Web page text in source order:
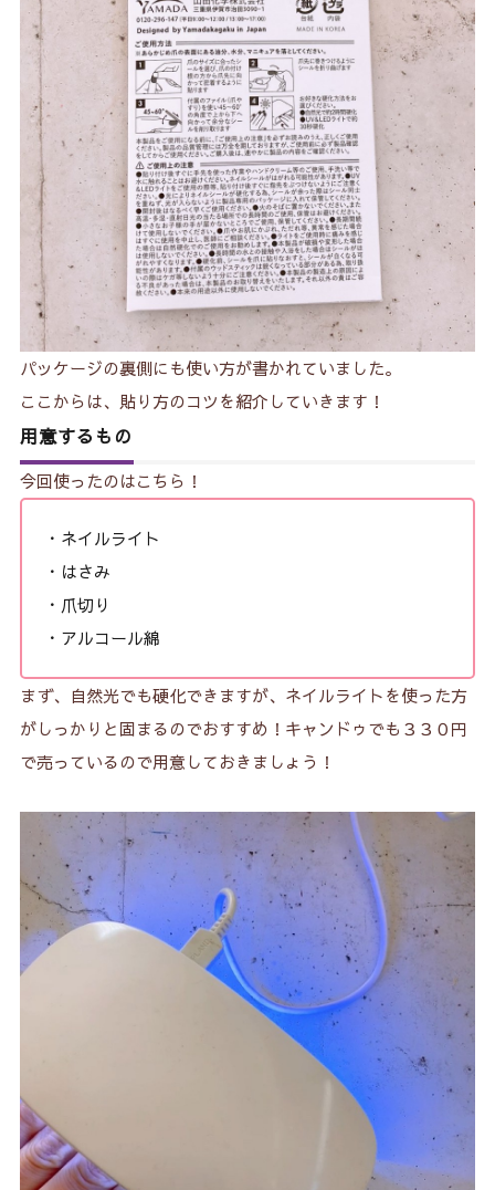
パッケージの裏側にも使い方が書かれていました。
ここからは、貼り方のコツを紹介していきます！
用意するもの
今回使ったのはこちら！
・ネイルライト
・はさみ
・爪切り
・アルコール綿
まず、自然光でも硬化できますが、ネイルライトを使った方
がしっかりと固まるのでおすすめ！キャンドゥでも３３０円
で売っているので用意しておきましょう！